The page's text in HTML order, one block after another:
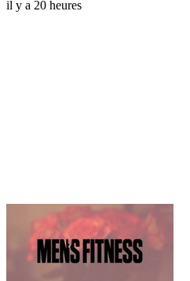
il y a 20 heures